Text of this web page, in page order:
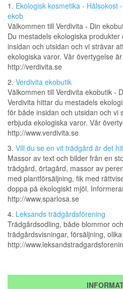
1. Ekologisk kosmetika - Hälsokost
ekob
Välkommen till Verdivita - Din
Du mestadels ekologiska
insidan och utsidan och vi strävar
ekologiska varor. Vår övertygelse
http://verdivita.se
2. Verdivita ekobutik
Välkommen till Verdivita ekobutik -
Verdivita hittar du mestadels
för både insidan och utsidan och vi
erbjuda ekologiska varor. Vår
http://www.verdivita.se
3. Vill du se en vit trädgård är det
Massor av text och bilder från en
trädgård, örtagård, massor av
med plantförsäljning, fik med
doppa på ekologiskt mjöl.
http://www.sparlosa.se
4. Leksands trädgårdsförening
Trädgårdsodling, både blommor
trädgårdsvisningar, försäljning,
http://